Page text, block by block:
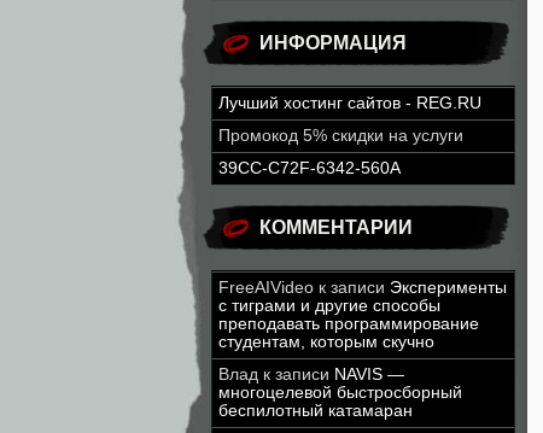
ИНФОРМАЦИЯ
Лучший хостинг сайтов - REG.RU
Промокод 5% скидки на услуги
39CC-C72F-6342-560A
КОММЕНТАРИИ
FreeAIVideo к записи Эксперименты
с тиграми и другие способы
преподавать программирование
студентам, которым скучно
Влад к записи NAVIS —
многоцелевой быстросборный
беспилотный катамаран